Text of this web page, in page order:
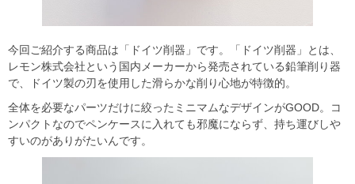
今回ご紹介する商品は「ドイツ削器」です。「ドイツ削器」とは、
レモン株式会社という国内メーカーから発売されている鉛筆削り器
で、ドイツ製の刃を使用した滑らかな削り心地が特徴的。
全体を必要なパーツだけに絞ったミニマムなデザインがGOOD。コ
ンパクトなのでペンケースに入れても邪魔にならず、持ち運びしや
すいのがありがたいんです。